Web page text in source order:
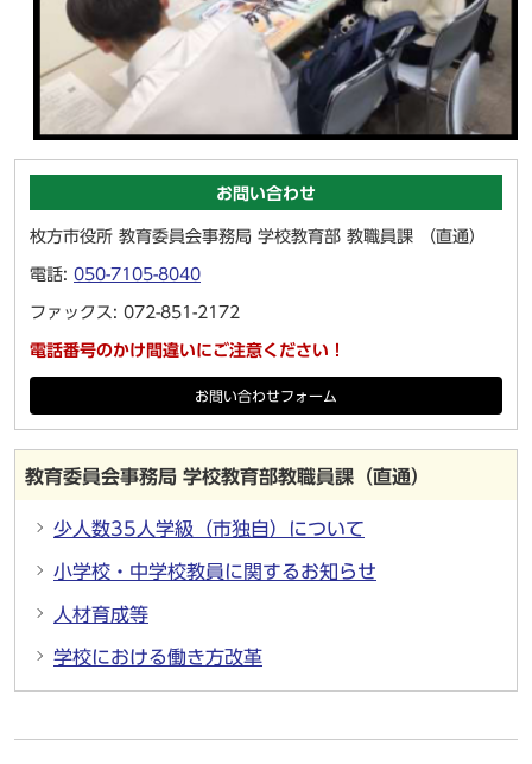
お問い合わせ
枚方市役所 教育委員会事務局 学校教育部 教職員課 （直通）
電話: 050-7105-8040
ファックス: 072-851-2172
電話番号のかけ間違いにご注意ください！
お問い合わせフォーム
教育委員会事務局 学校教育部教職員課（直通）
少人数35人学級（市独自）について
小学校・中学校教員に関するお知らせ
人材育成等
学校における働き方改革